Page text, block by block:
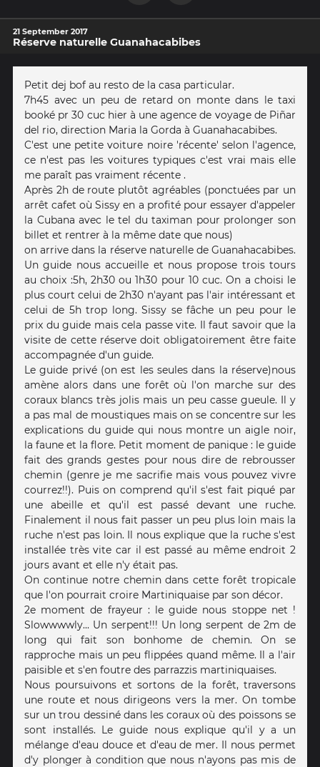
21 September 2017
Réserve naturelle Guanahacabibes
Petit dej bof au resto de la casa particular.
7h45 avec un peu de retard on monte dans le taxi
booké pr 30 cuc hier à une agence de voyage de Piñar
del rio, direction Maria la Gorda à Guanahacabibes.
C'est une petite voiture noire 'récente' selon l'agence,
ce n'est pas les voitures typiques c'est vrai mais elle
me paraît pas vraiment récente .
Après 2h de route plutôt agréables (ponctuées par un
arrêt cafet où Sissy en a profité pour essayer d'appeler
la Cubana avec le tel du taximan pour prolonger son
billet et rentrer à la même date que nous)
on arrive dans la réserve naturelle de Guanahacabibes.
Un guide nous accueille et nous propose trois tours
au choix :5h, 2h30 ou 1h30 pour 10 cuc. On a choisi le
plus court celui de 2h30 n'ayant pas l'air intéressant et
celui de 5h trop long. Sissy se fâche un peu pour le
prix du guide mais cela passe vite. Il faut savoir que la
visite de cette réserve doit obligatoirement être faite
accompagnée d'un guide.
Le guide privé (on est les seules dans la réserve)nous
amène alors dans une forêt où l'on marche sur des
coraux blancs très jolis mais un peu casse gueule. Il y
a pas mal de moustiques mais on se concentre sur les
explications du guide qui nous montre un aigle noir,
la faune et la flore. Petit moment de panique : le guide
fait des grands gestes pour nous dire de rebrousser
chemin (genre je me sacrifie mais vous pouvez vivre
courrez!!). Puis on comprend qu'il s'est fait piqué par
une abeille et qu'il est passé devant une ruche.
Finalement il nous fait passer un peu plus loin mais la
ruche n'est pas loin. Il nous explique que la ruche s'est
installée très vite car il est passé au même endroit 2
jours avant et elle n'y était pas.
On continue notre chemin dans cette forêt tropicale
que l'on pourrait croire Martiniquaise par son décor.
2e moment de frayeur : le guide nous stoppe net !
Slowwwwly... Un serpent!!! Un long serpent de 2m de
long qui fait son bonhome de chemin. On se
rapproche mais un peu flippées quand même. Il a l'air
paisible et s'en foutre des parrazzis martiniquaises.
Nous poursuivons et sortons de la forêt, traversons
une route et nous dirigeons vers la mer. On tombe
sur un trou dessiné dans les coraux où des poissons se
sont installés. Le guide nous explique qu'il y a un
mélange d'eau douce et d'eau de mer. Il nous permet
d'y plonger à condition que nous n'ayons pas mis de